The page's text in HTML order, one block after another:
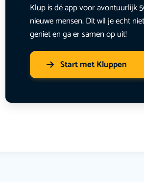
Klup is dé app voor avontuurlijk
nieuwe mensen. Dit wil je echt
geniet en ga er samen op uit!
Start met Kluppen